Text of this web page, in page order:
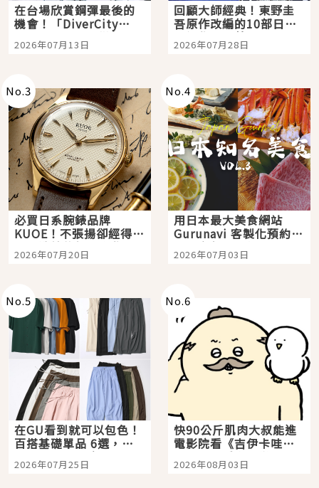
在台場欣賞鋼彈最後的
機會！「DiverCity
Tokyo Plaza」搭船、
購物、美食及夜景，一
2026年07月13日
回顧大師經典！東野圭
吾原作改編的10部日本
影視作品推薦
2026年07月28日
No.3
必買日系腕錶品牌
KUOE！不張揚卻經得起
時間洗鍊的經典之作五
選
2026年07月20日
No.4
用日本最大美食網站
Gurunavi 客製化預約九
大都市餐廳，打造專屬
美食體驗！
2026年07月03日
No.5
在GU看到就可以包色！
百搭基礎單品 6選，閉
眼全收也不心疼
2026年07月25日
No.6
快90公斤肌肉大叔能進
電影院看《吉伊卡哇》
嗎？日本重金屬樂團
「打首」會長與nagano
2026年08月03日